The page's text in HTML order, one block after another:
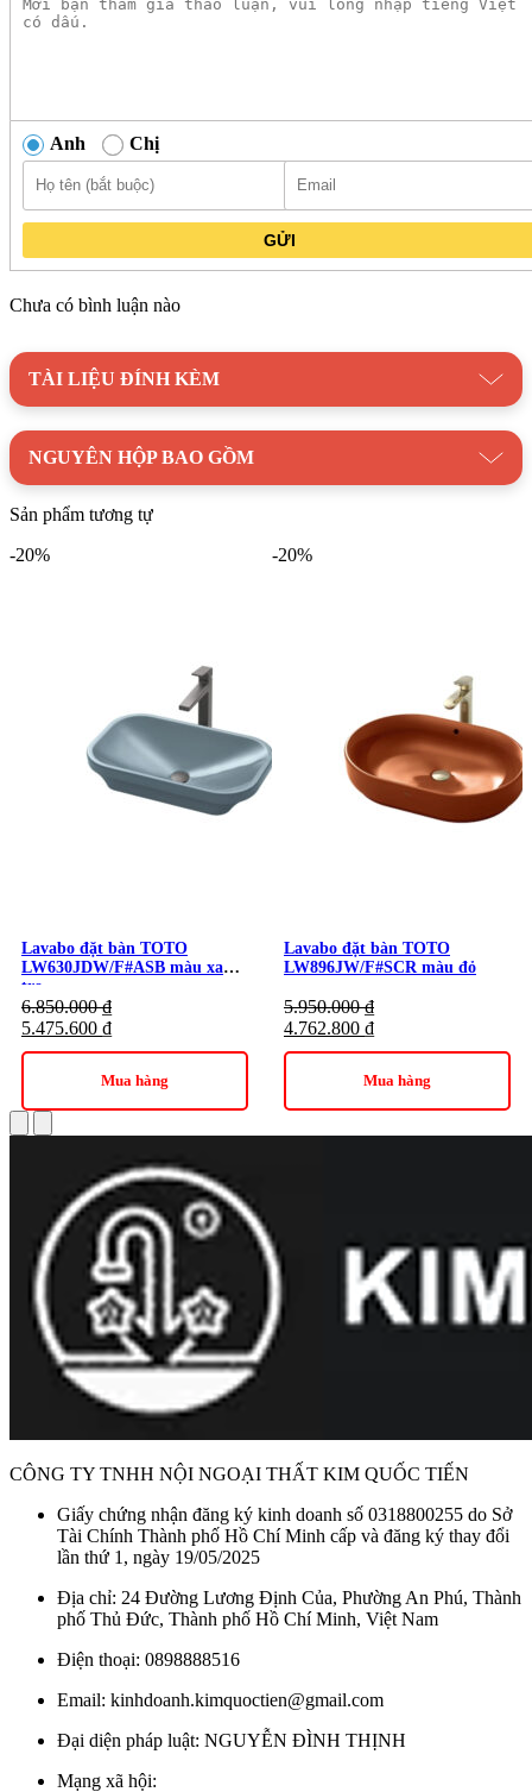
[/ux_text]
[/row]
Chậu Rửa Mặt TOTO Đặt Bàn Trắng Mờ
LT4715MTG17#CMW là một trong những sản phẩm chậu rửa
vành mỏng đang được ưa chuộng. Với thiết kế độc đáo nhưng
vẫn đem lại tính ứng dụng cao, giúp người dùng có trải nghiệm
thoải mái nhất.
Thông số cơ bản của Chậu Rửa Mặt TOTO Đặt Bàn
Trắng Mờ LT4715MTG17#CMW
Chậu Rửa Mặt TOTO Đặt Bàn Trắng Mờ
LT4715MTG17#CMW là dòng
chậu rửa lavabonhập khẩu
Nhật Bản của thương hiệu TOTO
Chất liệu: Linear Ceram
Kiểu dáng: Chậu rửa đặt bàn
Kích thước: L380xW500xH137 (mm)
Kích thước lỗ bắt vòi: Ø35 (mm)
Màu sắc: Màu trắng mờ
Ưu điểm nổi bật của Chậu Rửa Mặt TOTO Đặt Bàn
Trắng Mờ LT4715MTG17#CMW
Chậu Rửa Mặt TOTO Đặt Bàn Trắng Mờ
LT4715MTG17#CMW sử dụng chất liệu LINEAR
CERAM làm giảm độ dày của vành chậu. Nhờ đó, tạo ra
được sản phẩm với vành chậu siêu mỏng (4 mm) nhưng độ
bền lại tăng gấp đôi.
Lớp men CeFiONtect – công nghệ độc quyền của thương
hiệu TOTO, phủ lên toàn bộ sản phẩm một lớp bảo vệ sáng
Thiết kế trang nhã, bắt mắt với kiểu dáng hình chữ nhật viền
cạnh sắc sảo tô điểm cho không gian nhà tắm hiện đại.
Độ rộng và sâu của lòng chậu được thiết kế phù hợp với
người dùng, mang lại cảm giác thoải mái khi sử dụng, đồng
thời hạn chế tia nước bắn ra bên ngoài.
nhà do quên đóng vòi nước.
Lavabo TOTOLT4715MTG17#CMW là sản phẩm dễ lắp
đặt, có thể kết hợp hài hòa với các mẫu vòi chậu khác cùng
Anh Chị
GỬI
Chưa có bình luận nào
TÀI LIỆU ĐÍNH KÈM
NGUYÊN HỘP BAO GỒM
Sản phẩm tương tự
-20%
Lavabo đặt bàn TOTO
LW630JDW/F#ASB màu xanh
tro
6.850.000₫
5.475.600 ₫
Mua hàng
-20%
Lavabo đặt bàn TOTO
LW896JW/F#SCR màu đỏ
5.950.000₫
4.762.800 ₫
Mua hàng
CÔNG TY TNHH NỘI NGOẠI THẤT KIM QUỐC TIẾN
Giấy chứng nhận đăng ký kinh doanh số 0318800255 do Sở
Tài Chính Thành phố Hồ Chí Minh cấp và đăng ký thay đổi
lần thứ 1, ngày 19/05/2025
Địa chỉ: 24 Đường Lương Định Của, Phường An Phú, Thành
phố Thủ Đức, Thành phố Hồ Chí Minh, Việt Nam
Điện thoại: 0898888516
Email: kinhdoanh.kimquoctien@gmail.com
Đại diện pháp luật: NGUYỄN ĐÌNH THỊNH
Mạng xã hội: